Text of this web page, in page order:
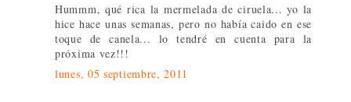
Hummm, qué rica la mermelada de ciruela... yo la
hice hace unas semanas, pero no había caido en ese
toque de canela... lo tendré en cuenta para la
próxima vez!!!
lunes, 05 septiembre, 2011